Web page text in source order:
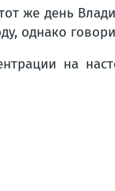
же день
однако
на